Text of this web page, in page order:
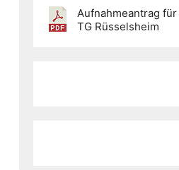
Aufnahmeantrag für
TG Rüsselsheim